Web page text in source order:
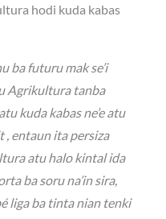
hodi kuda kabas
ba futuru mak se’i
Agrikultura tanba
kuda kabas ne’e atu
, entaun ita persiza
atu halo kintal ida
ba soru na’in sira,
liga ba tinta nian tenki